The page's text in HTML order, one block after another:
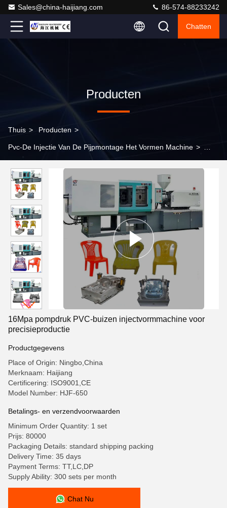
Sales@china-haijiang.com 86-574-88233242
Chatten
Producten
Thuis > Producten >
Pvc-De Injectie Van De Pijpmontage Het Vormen Machine >
precisieproductie
16Mpa pompdruk PVC-buizen injectvormmachine voor
precisieproductie
Productgegevens
Place of Origin: Ningbo,China
Merknaam: Haijiang
Certificering: ISO9001,CE
Model Number: HJF-650
Betalings- en verzendvoorwaarden
Minimum Order Quantity: 1 set
Prijs: 80000
Packaging Details: standard shipping packing
Delivery Time: 35 days
Payment Terms: TT,LC,DP
Supply Ability: 300 sets per month
Chat Nu